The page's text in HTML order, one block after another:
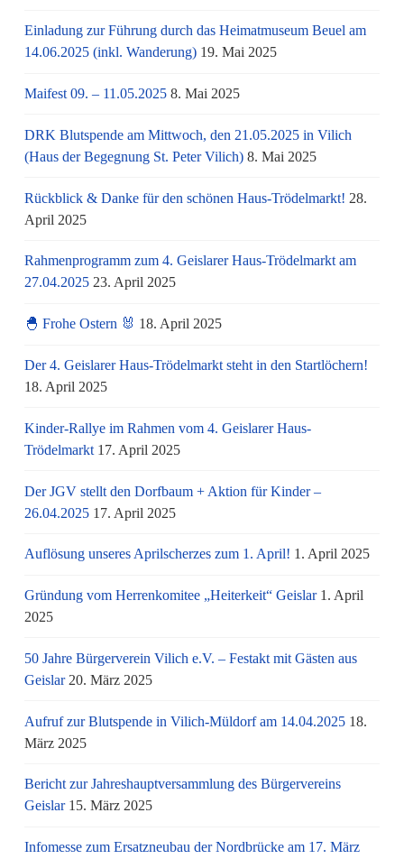
Einladung zur Führung durch das Heimatmuseum Beuel am
14.06.2025 (inkl. Wanderung) 19. Mai 2025
Maifest 09. – 11.05.2025 8. Mai 2025
DRK Blutspende am Mittwoch, den 21.05.2025 in Vilich
(Haus der Begegnung St. Peter Vilich) 8. Mai 2025
Rückblick & Danke für den schönen Haus-Trödelmarkt! 28.
April 2025
Rahmenprogramm zum 4. Geislarer Haus-Trödelmarkt am
27.04.2025 23. April 2025
🐣 Frohe Ostern 🐰 18. April 2025
Der 4. Geislarer Haus-Trödelmarkt steht in den Startlöchern!
18. April 2025
Kinder-Rallye im Rahmen vom 4. Geislarer Haus-
Trödelmarkt 17. April 2025
Der JGV stellt den Dorfbaum + Aktion für Kinder –
26.04.2025 17. April 2025
Auflösung unseres Aprilscherzes zum 1. April! 1. April 2025
Gründung vom Herrenkomitee „Heiterkeit“ Geislar 1. April
2025
50 Jahre Bürgerverein Vilich e.V. – Festakt mit Gästen aus
Geislar 20. März 2025
Aufruf zur Blutspende in Vilich-Müldorf am 14.04.2025 18.
März 2025
Bericht zur Jahreshauptversammlung des Bürgervereins
Geislar 15. März 2025
Infomesse zum Ersatzneubau der Nordbrücke am 17. März